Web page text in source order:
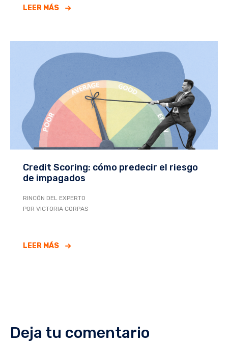
LEER MÁS
Credit Scoring: cómo predecir el riesgo
de impagados
RINCÓN DEL EXPERTO
POR VICTORIA CORPAS
LEER MÁS
Deja tu comentario